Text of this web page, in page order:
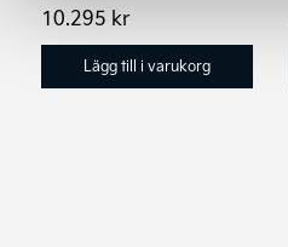
10.295 kr
Lägg till i varukorg